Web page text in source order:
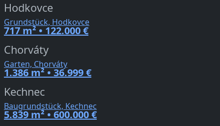
Hodkovce
Grundstück, Hodkovce
717 m² • 122.000 €
Chorváty
Garten, Chorváty
1.386 m² • 36.999 €
Kechnec
Baugrundstück, Kechnec
5.839 m² • 600.000 €